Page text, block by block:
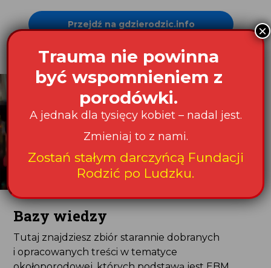
Przejdź na gdzierodzic.info
Bazy wiedzy
Tutaj znajdziesz zbiór starannie dobranych
i opracowanych treści w tematyce
Trauma nie powinna
być wspomnieniem z
porodówki.
A jednak dla tysięcy kobiet – nadal jest.
Zmieniaj to z nami.
Zostań stałym darczyńcą Fundacji
Rodzić po Ludzku.
×